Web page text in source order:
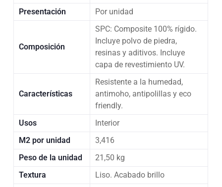
Presentación
Por unidad
Composición
SPC: Composite 100% rígido.
Incluye polvo de piedra,
resinas y aditivos. Incluye
capa de revestimiento UV.
Características
Resistente a la humedad,
antimoho, antipolillas y eco
friendly.
Usos
Interior
M2 por unidad
3,416
Peso de la unidad
21,50 kg
Textura
Liso. Acabado brillo